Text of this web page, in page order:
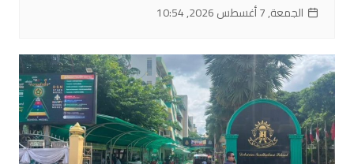
الجمعة, 7 أغسطس 2026, 10:54